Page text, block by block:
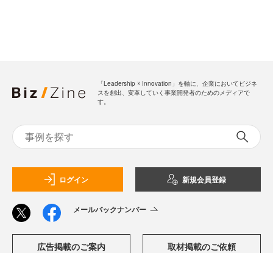
「Leadership ☓ Innovation」を軸に、企業においてビジネ
スを創出、変革していく事業開発者のためのメディアで
す。
ログイン 新規会員登録
メールバックナンバー
広告掲載のご案内 取材掲載のご依頼